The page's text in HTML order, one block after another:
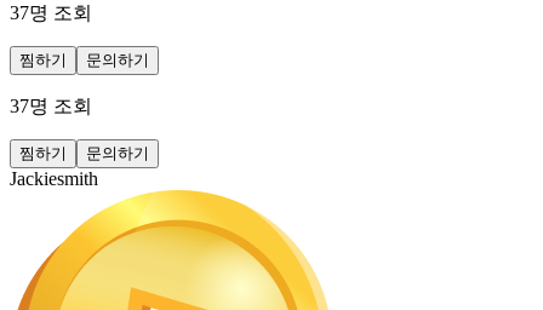
37명 조회
찜하기 문의하기
37명 조회
찜하기 문의하기
Jackiesmith